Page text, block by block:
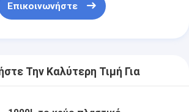
Επικοινωνήστε
Την Καλύτερη Τιμή Για